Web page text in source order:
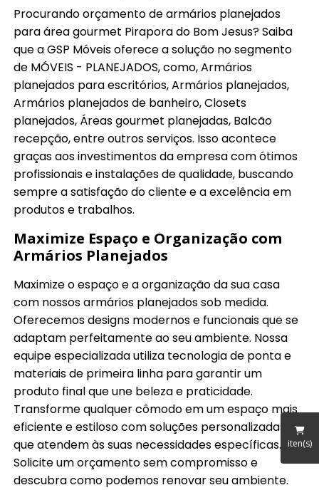
iten(s)
Procurando orçamento de armários planejados
para área gourmet Pirapora do Bom Jesus? Saiba
que a GSP Móveis oferece a solução no segmento
de MÓVEIS - PLANEJADOS, como, Armários
planejados para escritórios, Armários planejados,
Armários planejados de banheiro, Closets
planejados, Áreas gourmet planejadas, Balcão
recepção, entre outros serviços. Isso acontece
graças aos investimentos da empresa com ótimos
profissionais e instalações de qualidade, buscando
sempre a satisfação do cliente e a excelência em
produtos e trabalhos.
Maximize Espaço e Organização com
Armários Planejados
Maximize o espaço e a organização da sua casa
com nossos armários planejados sob medida.
Oferecemos designs modernos e funcionais que se
adaptam perfeitamente ao seu ambiente. Nossa
equipe especializada utiliza tecnologia de ponta e
materiais de primeira linha para garantir um
produto final que une beleza e praticidade.
Transforme qualquer cômodo em um espaço mais
eficiente e estiloso com soluções personalizadas
que atendem às suas necessidades específicas.
Solicite um orçamento sem compromisso e
descubra como podemos renovar seu ambiente.